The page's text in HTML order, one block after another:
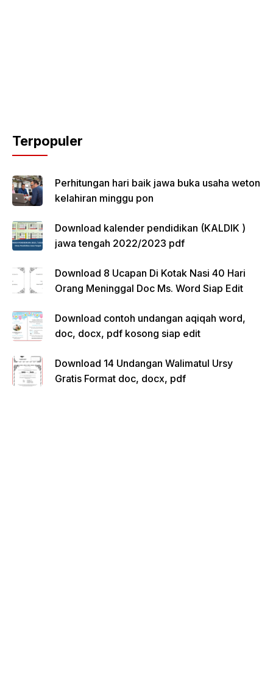
Terpopuler
Perhitungan hari baik jawa buka usaha weton
kelahiran minggu pon
Download kalender pendidikan (KALDIK )
jawa tengah 2022/2023 pdf
Download 8 Ucapan Di Kotak Nasi 40 Hari
Orang Meninggal Doc Ms. Word Siap Edit
Download contoh undangan aqiqah word,
doc, docx, pdf kosong siap edit
Download 14 Undangan Walimatul Ursy
Gratis Format doc, docx, pdf